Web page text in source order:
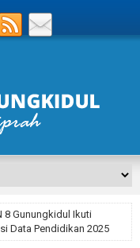
8 Gunungkidul Ikuti
Data Pendidikan 2025